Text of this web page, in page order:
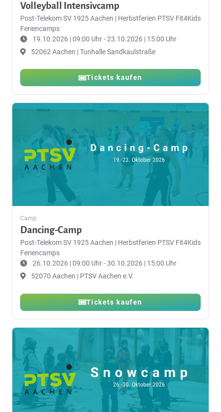
Volleyball Intensivcamp
Post-Telekom SV 1925 Aachen | Herbstferien PTSV Fit4Kids
Feriencamps
19.10.2026 | 09:00 Uhr - 23.10.2026 | 15:00 Uhr
52062 Aachen | Tunhalle Sandkaulstraße
Tickets kaufen
Camp
Dancing-Camp
Post-Telekom SV 1925 Aachen | Herbstferien PTSV Fit4Kids
Feriencamps
26.10.2026 | 09:00 Uhr - 30.10.2026 | 15:00 Uhr
52070 Aachen | PTSV Aachen e.V.
Tickets kaufen